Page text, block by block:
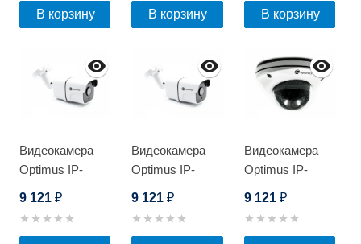
В корзину В корзину В корзину
Видеокамера
Optimus IP-
9 121 ₽
Видеокамера
Optimus IP-
9 121₽
Видеокамера
Optimus IP-
9 121 ₽